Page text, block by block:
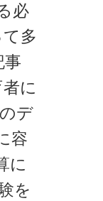
必
多
に
デ
容
に
を